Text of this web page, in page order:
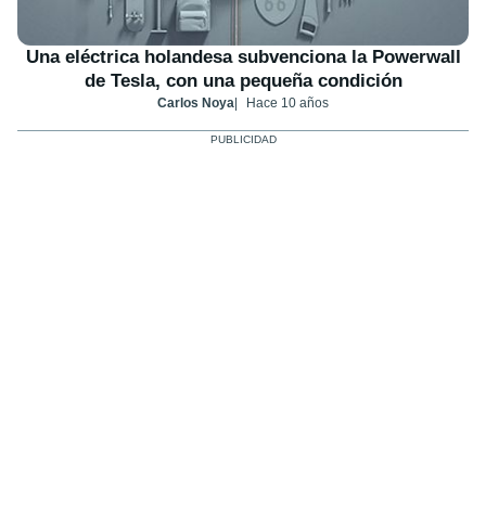
Una eléctrica holandesa subvenciona la Powerwall
de Tesla, con una pequeña condición
Carlos Noya Hace 10 años